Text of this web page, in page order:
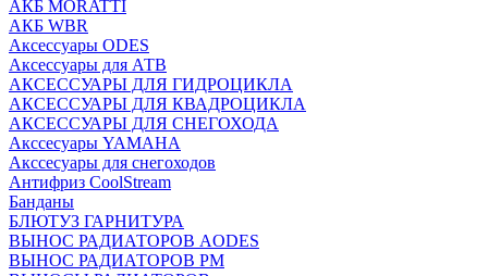
АКБ MORATTI
АКБ WBR
Аксессуары ODES
Аксессуары для АТВ
АКСЕССУАРЫ ДЛЯ ГИДРОЦИКЛА
АКСЕССУАРЫ ДЛЯ КВАДРОЦИКЛА
АКСЕССУАРЫ ДЛЯ СНЕГОХОДА
Акссесуары YAMAHA
Акссесуары для снегоходов
Антифриз CoolStream
Банданы
БЛЮТУЗ ГАРНИТУРА
ВЫНОС РАДИАТОРОВ AODES
ВЫНОС РАДИАТОРОВ РМ